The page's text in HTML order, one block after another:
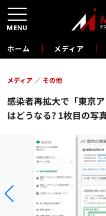
ホーム メディア
感染者再拡大で「東京
はどうなる? 1枚目の写
メディア その他
MENU